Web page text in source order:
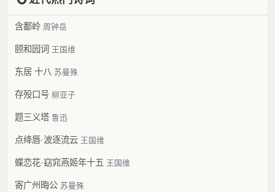
含鄱岭 周钟岳
颐和园词 王国维
东居 十八 苏曼殊
存殁口号 柳亚子
题三义塔 鲁迅
点绛唇·波逐流云 王国维
蝶恋花·窈窕燕姬年十五 王国维
寄广州晦公 苏曼殊